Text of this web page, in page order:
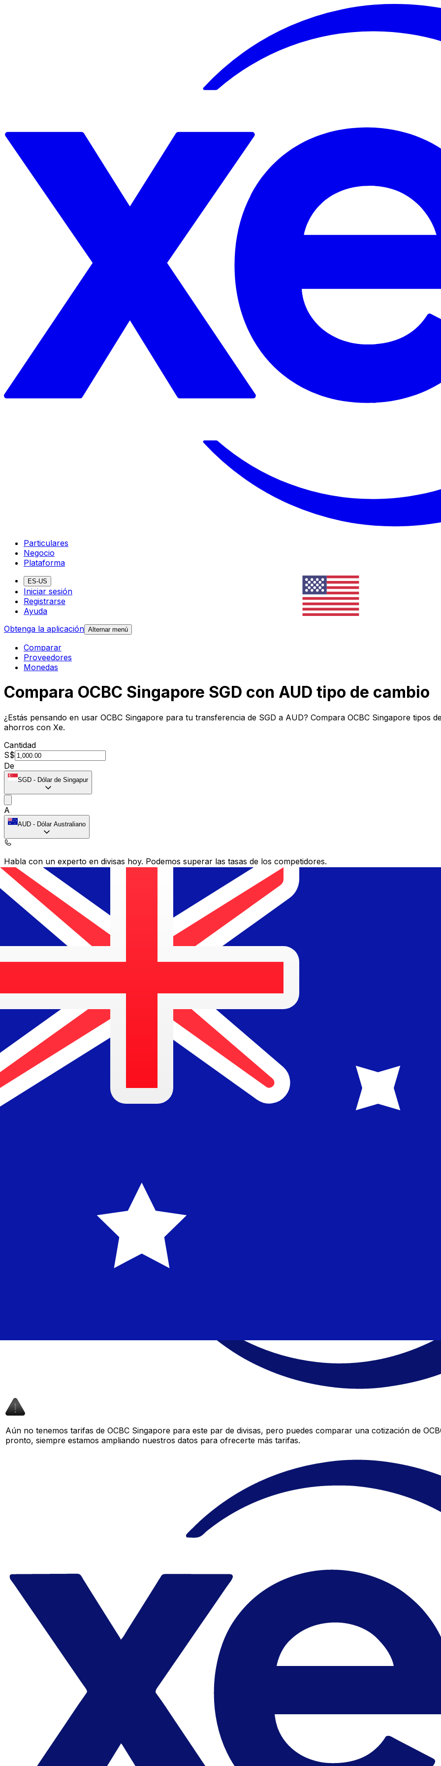
Particulares
Negocio
Plataforma
ES-US
Iniciar sesión
Registrarse
Ayuda
Obtenga la aplicación Alternar menú
Comparar
Proveedores
Monedas
Compara OCBC Singapore SGD con AUD tipo de cambio
¿Estás pensando en usar OCBC Singapore para tu transferencia de SGD a AUD? Compara OCBC Singapore tipos
ahorros con Xe.
Cantidad
S$
De
SGD - Dólar de Singapur
A
AUD - Dólar Australiano
Habla con un experto en divisas hoy. Podemos superar las tasas de los competidores.
Programar una llamada
Proveedor
Aún no tenemos tarifas de OCBC Singapore para este par de divisas, pero puedes comparar una cotización de
pronto, siempre estamos ampliando nuestros datos para ofrecerte más tarifas.